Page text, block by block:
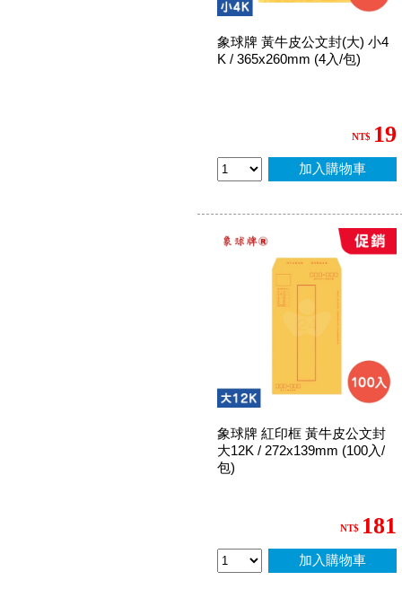
象球牌 黃牛皮公文封(大) 小4
K / 365x260mm (4入/包)
NT$ 19
加入購物車
象球牌 紅印框 黃牛皮公文封
大12K / 272x139mm (100入/
包)
NT$ 181
加入購物車